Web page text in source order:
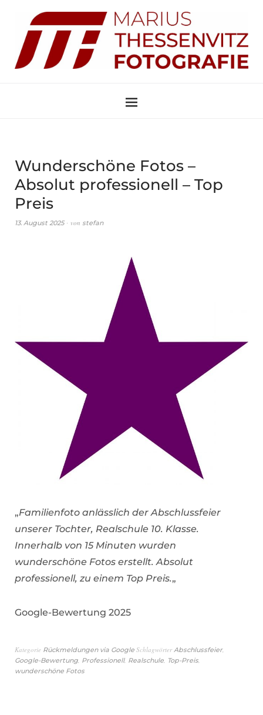
Wunderschöne Fotos –
Absolut professionell – Top
Preis
13. August 2025 von stefan
„Familienfoto anlässlich der Abschlussfeier
unserer Tochter, Realschule 10. Klasse.
Innerhalb von 15 Minuten wurden
wunderschöne Fotos erstellt. Absolut
professionell, zu einem Top Preis.„
Google-Bewertung 2025
Kategorie Rückmeldungen via Google Schlagwörter Abschlussfeier,
Google-Bewertung Professionell, Realschule Top-Preis
wunderschöne Fotos